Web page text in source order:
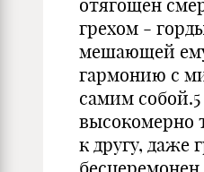
отягощен
грехом -
мешающей
гармонию с
самим
высокомерно
к другу, даже